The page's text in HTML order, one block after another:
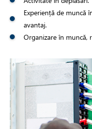
Experiență de muncă
avantaj.
Organizare în muncă,